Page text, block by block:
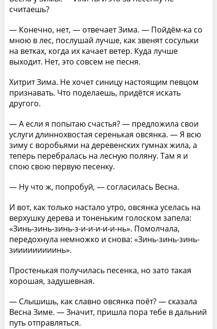
считаешь?
— Конечно, нет, — отвечает Зима. — Пойдём-ка со
мною в лес, послушай лучше, как звенят сосульки
на ветках, когда их качает ветер. Куда лучше
выходит. Нет, это совсем не песня.
Хитрит Зима. Не хочет синицу настоящим певцом
признавать. Что поделаешь, придётся искать
другого.
— А если я попытаю счастья? — предложила свои
услуги длиннохвостая серенькая овсянка. — Я всю
зиму с воробьями на деревенских гумнах жила, а
теперь перебралась на лесную поляну. Там я и
спою свою первую песенку.
— Ну что ж, попробуй, — согласилась Весна.
И вот, как только настало утро, овсянка уселась на
верхушку дерева и тоненьким голоском запела:
«Зинь-зинь-зинь-з-и-и-и-и-и-нь». Помолчала,
передохнула немножко и снова: «Зинь-зинь-зинь-
зииииииииинь».
Простенькая получилась песенка, но зато такая
хорошая, задушевная.
— Слышишь, как славно овсянка поёт? — сказала
Весна Зиме. — Значит, пришла пора тебе в дальний
путь отправляться.